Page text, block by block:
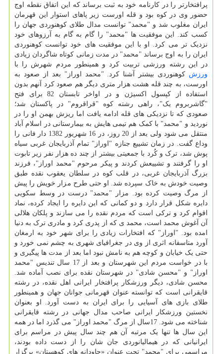
پرافتخارتر را در کارنامه خود به ثبت برساند که این اتفاق نقطه اوج
حضور وی در کوه بود و قله اورست زیر پاهای استوار این قهرمان
ایران مغلوب شد و "محمد" توانست مدال طلای کوهنوردی جهان را
کسب کند. این موفقیت ها "محمد" را گام به گام به آرزوهای خود
نزدیک تر می کرد. او با این موفقیت های خود توانست کوهنوردی
ایران را به اوج برساند "محمد" در مدت زمانی کوتاه شاگردان زیادی
در این رشته ورزشی تربیت کرد و همینطور مردم شهرش را با
ورزش کوهنوردی بیشتر آشنا کرد. "محمد اوراز" بعد از صعود به
اورست، به چند قله هشت هزار متری دیگر هم صعود کرد آنهم بدون
استفاده از کپسول اکسیژن و در اواخر تابستان 82 برای فتح
"گاشربروم یک"، راهی رشته کوه "قراقروم" در پاکستان شد؛
صعودی که تا نزدیکی های قله ادامه یافت اما ریزش بهمن او را در
نوردید و "محمد" با کمک هم تیمی هایش به بیمارستانی در اسلام آباد
منتقل می شود ولی بعد از 20 روز، در 16 شهریور 1382 دار فانی را
وداع گفت. در زمان تشییع جنازه "اوراز" تمام آذربایجان غربی سیاه
پوش شد، ترک و کُرد با جمعیتی بیشتر از چند ده هزار نفر زیر تابوت
او را گرفتند و تشییعش کردند و پیکر مرحوم "محمد اوراز"، فرزند
بزرگ آذربایجان غربی، در قلب کوه در سلطان یعقوب نقده طبق
وصیت خودش به خاک سپرده شد. او حتی طرح مزار خویش را پیش
از مرگ وصیت کرده بود. مزار "محمد" درست در وسط سکویی
دایره شکل قرار دارد و دو کمانی که این دایره را ایجاد کرده، نماد
اقوام کرد و ترکی است که مردم نقده را می سازند و پلکان هلالی
آن آغوش محمد است، محمد ی که از پدری کرد و مادری ترک به دنیا
امده بود. "اوراز" که افتخارات زیادی را برای شهر خود به ارمغان
آورد متاسفانه اثری از وی در جغرافیای شهری به چشم نمی خورد و
حتی یک خیابان و کوچه هم به نامش نبود اما بعد از مدت ها پیگیری و
با در خواست مردم این شهرستان و بعد از 17 سال تندیس "محمد
اوراز" و "محسن شادی" در شهرستان نقده برای نصب آماده شد.
محسن شادی، دیگر ورزشکار پرافتخار ایرانی اهل نقده، در رشته
قایقرانی است که توانسته عنوان قهرمانی جوانان جهان و همینطور
طلای بازی های آسیایی را برای ایران به دست آورد. او بعنوان
نخستین ورزشکار ایرانی صاحب مدال جهانی در رشته قایقرانی
شناخته می شود. 17سال از مرگ "محمد اوراز" می گذرد اما در همه
این سال ها تنها یک مرتبه آن هم چند سال پیش در مراسم برای
ایرانیانی که در هیمالیانوردی جان شان را از دست داده بودند،
مراسمی برای "محمد" تحت عنوان «جاودانه های کوهستان» برگزار